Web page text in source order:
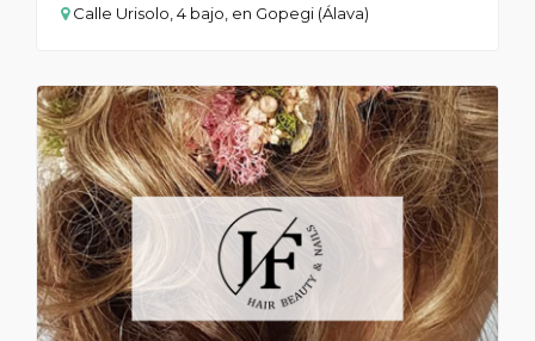
Calle Urisolo, 4 bajo, en Gopegi (Álava)